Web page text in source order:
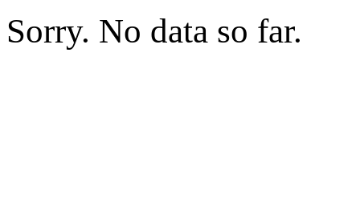
Sorry. No data so far.